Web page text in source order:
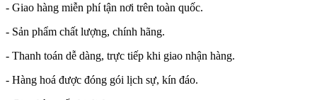
- Giao hàng miễn phí tận nơi trên toàn quốc.
- Sản phẩm chất lượng, chính hãng.
- Thanh toán dễ dàng, trực tiếp khi giao nhận hàng.
- Hàng hoá được đóng gói lịch sự, kín đáo.